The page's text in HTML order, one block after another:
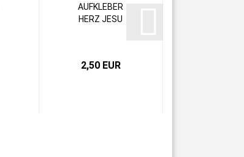
AUFKLEBER
HERZ JESU
2,50 EUR